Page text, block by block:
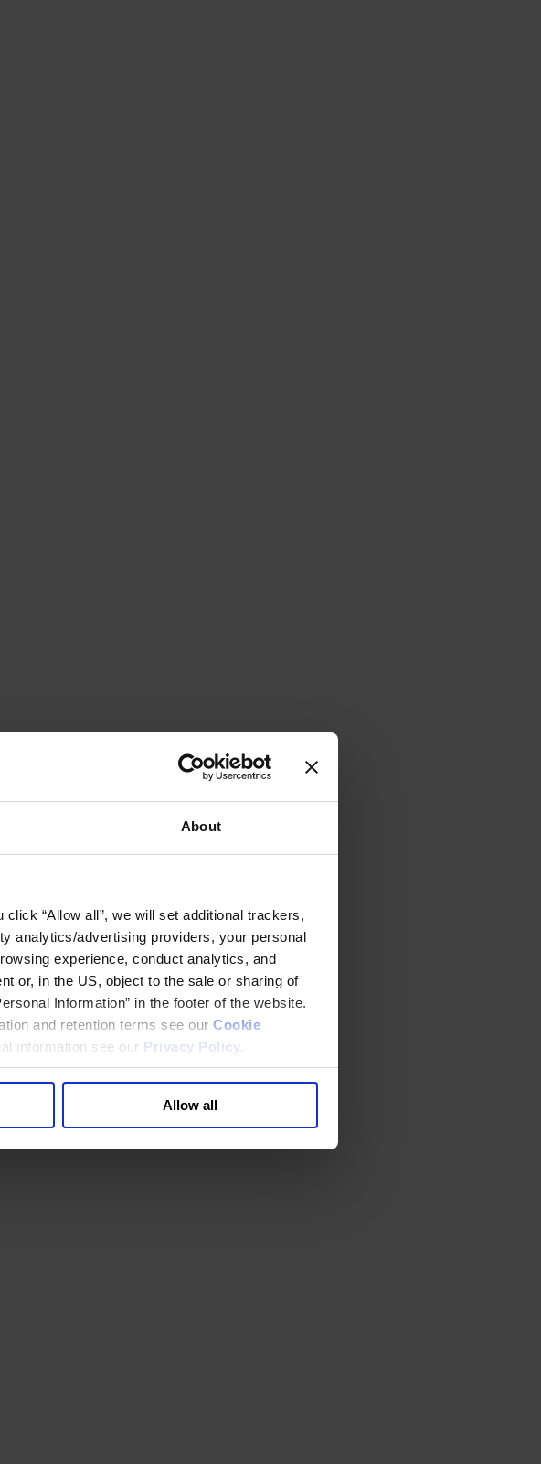
About
“Allow all”, we will set additional trackers,
analytics/advertising providers, your personal
experience, conduct analytics, and
or, in the US, object to the sale or sharing of
Information” in the footer of the website.
and retention terms see our Cookie
information see our Privacy Policy
Allow all